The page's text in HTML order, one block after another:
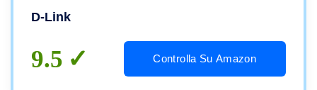
wireless AC1200 dual-band, sbloccato
D-Link
9.5 Controlla Su Amazon